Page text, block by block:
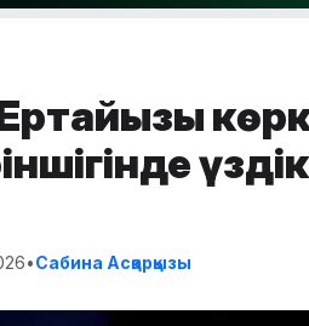
•Сабина Асқарқызы